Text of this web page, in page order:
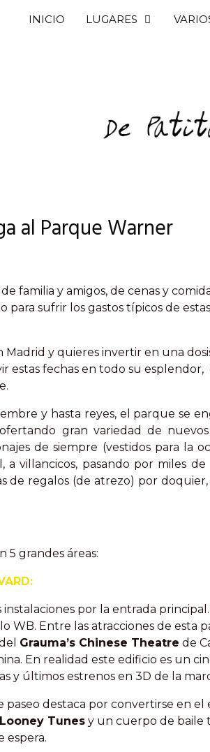
INICIO LUGARES
al Parque Warner
familia y amigos, de cenas y
sufrir los gastos típicos de
Madrid y quieres invertir en una
estas fechas en todo su
y hasta reyes, el parque se
gran variedad de
de siempre (vestidos para la
a villancicos, pasando por miles
de regalos (de atrezo) por
5 grandes áreas:
instalaciones por la entrada
WB. Entre las atracciones de esta
Grauma’s Chinese Theatre de
En realidad este edificio es un
y últimos estrenos en 3D de la
paseo destaca por convertirse en el
Looney Tunes y un cuerpo de baile
espera.